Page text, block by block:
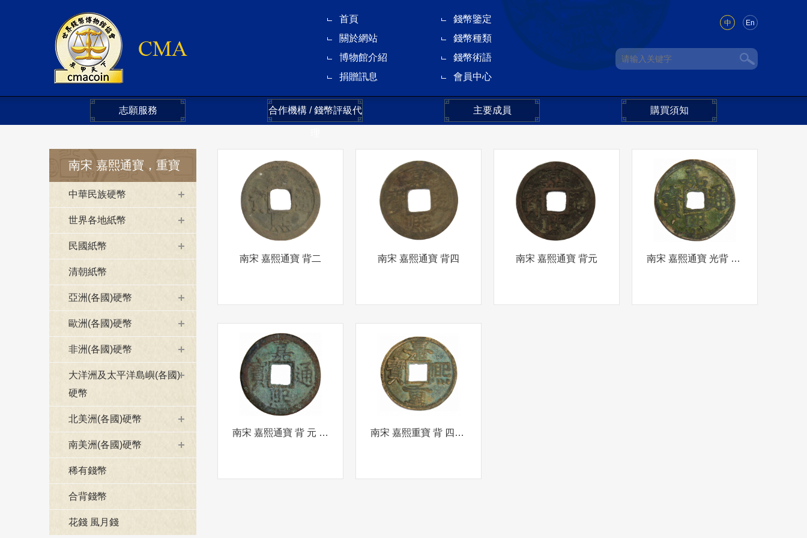
中 En
首頁
錢幣鑒定
關於網站
錢幣種類
博物館介紹
錢幣術語
捐贈訊息
會員中心
志願服務 合作機構 / 錢幣評級代 主要成員 購買須知
南宋 嘉熙通寶，重寶
中華民族硬幣
世界各地紙幣
民國紙幣
清朝紙幣
亞洲(各國)硬幣
歐洲(各國)硬幣
非洲(各國)硬幣
大洋洲及太平洋島嶼(各國)
硬幣
北美洲(各國)硬幣
南美洲(各國)硬幣
稀有錢幣
合背錢幣
花錢 風月錢
南宋 嘉熙通寶 背二 南宋 嘉熙通寶 背四 南宋 嘉熙通寶 背元 南宋 嘉熙通寶 光背 折二
南宋 嘉熙通寶 背 元 折五 南宋 嘉熙重寶 背 四出 折五